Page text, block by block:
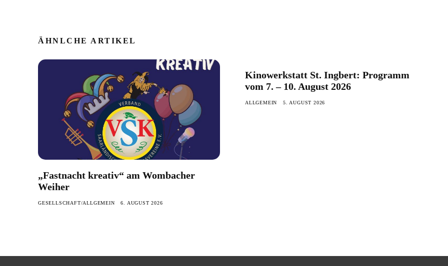
ÄHNLCHE ARTIKEL
„Fastnacht kreativ“ am Wombacher
Weiher
GESELLSCHAFT/ALLGEMEIN 6. AUGUST 2026
Kinowerkstatt St. Ingbert: Programm
vom 7. – 10. August 2026
ALLGEMEIN 5. AUGUST 2026